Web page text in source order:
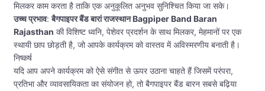
मिलकर काम करता है ताकि एक अनुकूलित अनुभव सुनिश्चित किया जा सके।
उच्च प्रभाव:बैगपाइपर बैंड बारां राजस्थान Bagpiper Band Baran
Rajasthan की विशिष्ट ध्वनि, पेशेवर प्रदर्शन के साथ मिलकर, मेहमानों पर एक
स्थायी छाप छोड़ती है, जो आपके कार्यक्रम को वास्तव में अविस्मरणीय बनाती है।
निष्कर्ष
यदि आप अपने कार्यक्रम को ऐसे संगीत से ऊपर उठाना चाहते हैं जिसमें परंपरा,
प्रतिभा और व्यावसायिकता का संयोजन हो, तो बैगपाइपर बैंड बारन सबसे बढ़िया